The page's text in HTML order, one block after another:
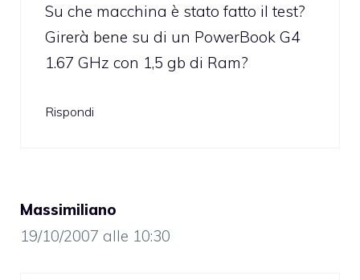
Su che macchina è stato fatto il test?
Girerà bene su di un PowerBook G4
1.67 GHz con 1,5 gb di Ram?
Rispondi
Massimiliano
19/10/2007 alle 10:30